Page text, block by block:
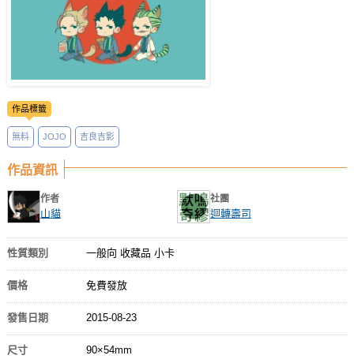
註冊會員
登入
作品標籤
無料 JOJO 吉良吉影
作品資訊
作者
山貓
社團
迴轉壽司
性質類別 一般向 收藏品 小卡
價格 免費發放
發售日期 2015-08-23
尺寸 90×54mm